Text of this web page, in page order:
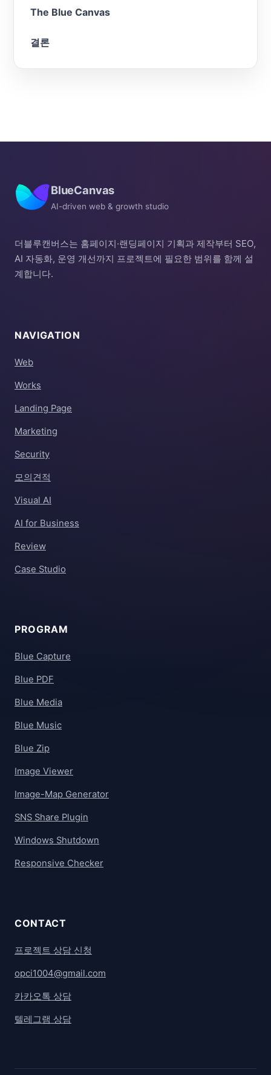
The Blue Canvas
결론
BlueCanvas
AI-driven web & growth studio
더블루캔버스는 홈페이지·랜딩페이지 기획과 제작부터 SEO,
AI 자동화, 운영 개선까지 프로젝트에 필요한 범위를 함께 설
계합니다.
NAVIGATION
Web
Works
Landing Page
Marketing
Security
모의견적
Visual AI
AI for Business
Review
Case Studio
PROGRAM
Blue Capture
Blue PDF
Blue Media
Blue Music
Blue Zip
Image Viewer
Image-Map Generator
SNS Share Plugin
Windows Shutdown
Responsive Checker
CONTACT
프로젝트 상담 신청
opci1004@gmail.com
카카오톡 상담
텔레그램 상담